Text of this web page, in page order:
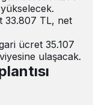
33.807 TL, net
ücret 35.107
ulaşacak.